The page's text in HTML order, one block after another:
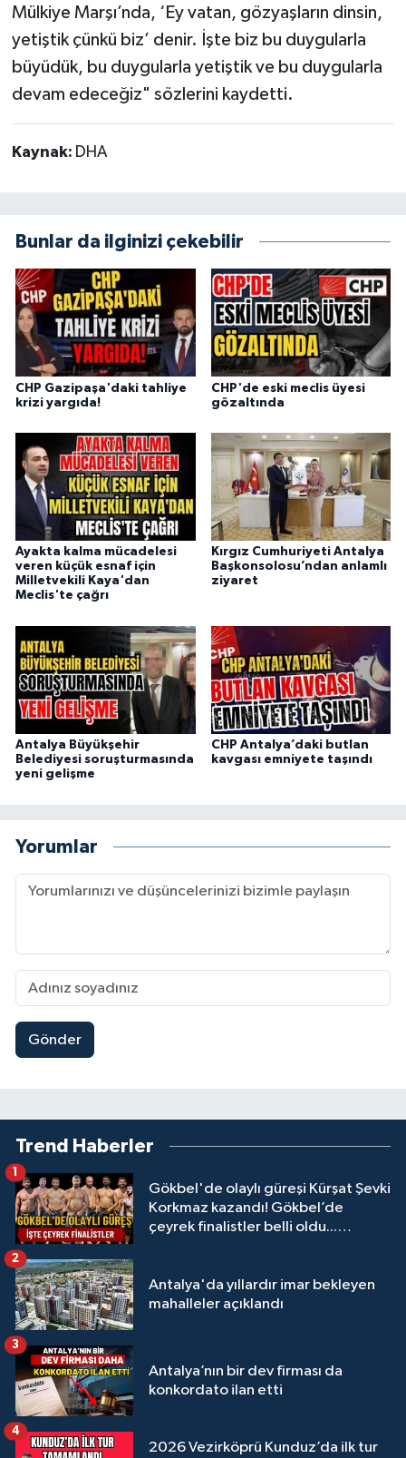
Mülkiye Marşı’nda, ‘Ey vatan, gözyaşların dinsin,
yetiştik çünkü biz’ denir. İşte biz bu duygularla
büyüdük, bu duygularla yetiştik ve bu duygularla
devam edeceğiz" sözlerini kaydetti.
Kaynak: DHA
Bunlar da ilginizi çekebilir
CHP Gazipaşa'daki tahliye
krizi yargıda!
CHP'de eski meclis üyesi
gözaltında
Ayakta kalma mücadelesi
veren küçük esnaf için
Milletvekili Kaya'dan
Meclis'te çağrı
Kırgız Cumhuriyeti Antalya
Başkonsolosu’ndan anlamlı
ziyaret
Antalya Büyükşehir
Belediyesi soruşturmasında
yeni gelişme
CHP Antalya’daki butlan
kavgası emniyete taşındı
Yorumlar
Gönder
Trend Haberler
Gökbel'de olaylı güreşi Kürşat Şevki
Korkmaz kazandı! Gökbel’de
çeyrek finalistler belli oldu...
1
Antalya'da yıllardır imar bekleyen
mahalleler açıklandı
2
Antalya’nın bir dev firması da
konkordato ilan etti
3
2026 Vezirköprü Kunduz’da ilk tur
4